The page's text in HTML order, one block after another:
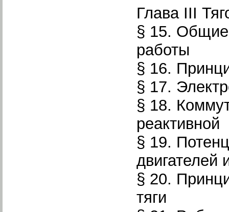
Глава III
§ 15. Общие
работы
§ 16.
§ 17.
§ 18.
§ 19.
двигателей
§ 20.
тяги